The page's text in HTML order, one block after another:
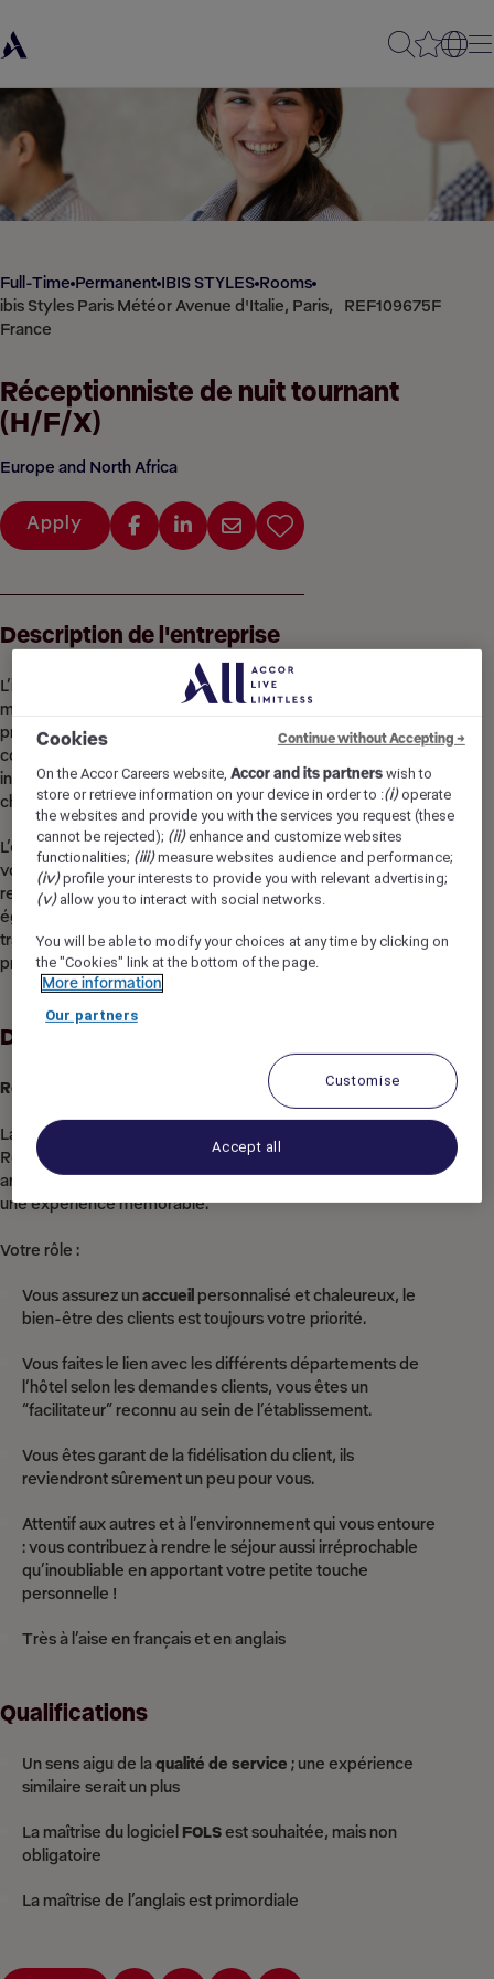
Full-Time Permanent IBIS STYLES Rooms
ibis Styles Paris Météor Avenue d'Italie, Paris,
France
REF109675F
Réceptionniste de nuit tournant
(H/F/X)
Europe and North Africa
Apply
Description de l'entreprise
L’ibis Styles Paris Météor Avenue d’Italie est un hôtel 3
moderne situé dans le 13ᵉ arrondissement de Paris, à
proximité de la Porte d’Italie. Il propose des chambres
confortables et climatisées, avec une décoration originale
inspirée de l’univers des astres, créant une ambiance
chaleureuse et relaxante.
L’établissement est adapté aussi bien aux familles qu’aux
voyageurs d’affaires, avec des chambres familiales, un
restaurant sur place et une salle de réunion. Il bénéficie
également d’un bon accès aux transports (métro et
tramway), permettant de rejoindre facilement les
principaux sites touristiques de Paris.
Description du poste
Réceptionniste de nuit tournant (H/F/X)
La première impression est toujours la bonne ! En tant que
Réceptionniste, vous prenez soin de nos clients depuis leur
arrivée jusqu'à leur départ, en vous assurant qu'ils vivent
une expérience mémorable.
Votre rôle :
Vous assurez unaccueil personnalisé et chaleureux, le
bien-être des clients est toujours votre priorité.
Vous faites le lien avec les différents départements de
l’hôtel selon les demandes clients, vous êtes un
“facilitateur” reconnu au sein de l’établissement.
Vous êtes garant de la fidélisation du client, ils
reviendront sûrement un peu pour vous.
Attentif aux autres et à l’environnement qui vous entoure
: vous contribuez à rendre le séjour aussi irréprochable
qu’inoubliable en apportant votre petite touche
personnelle !
Très à l’aise en français et en anglais
Qualifications
Un sens aigu de laqualité de service ; une expérience
similaire serait un plus
La maîtrise du logiciel FOLSest souhaitée, mais non
obligatoire
La maîtrise de l’anglais est primordiale
Cookies
On the Accor Careers website,Accor and its partners wish to
store or retrieve information on your device in order to :(i)operate
the websites and provide you with the services you request (these
cannot be rejected); (ii)enhance and customize websites
functionalities; (iii)measure websites audience and performance;
(iv)profile your interests to provide you with relevant advertising;
(v)allow you to interact with social networks.
You will be able to modify your choices at any time by clicking on
the "Cookies" link at the bottom of the page.
More information
Our partners
Customise
Accept all
Continue without Accepting →